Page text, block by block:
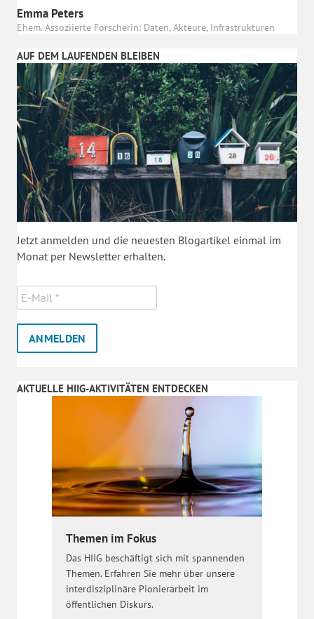
Emma Peters
Ehem. Assoziierte Forscherin: Daten, Akteure, Infrastrukturen
AUF DEM LAUFENDEN BLEIBEN
Jetzt anmelden und die neuesten Blogartikel einmal im
Monat per Newsletter erhalten.
AKTUELLE HIIG-AKTIVITÄTEN ENTDECKEN
Themen im Fokus
Das HIIG beschäftigt sich mit spannenden
Themen. Erfahren Sie mehr über unsere
interdisziplinäre Pionierarbeit im
öffentlichen Diskurs.